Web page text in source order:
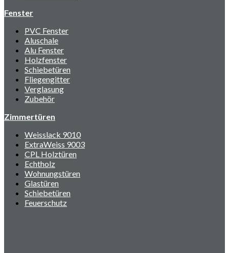
Fenster
PVC Fenster
Aluschale
Alu Fenster
Holzfenster
Schiebetüren
Fliegengitter
Verglasung
Zubehör
Zimmertüren
Weisslack 9010
ExtraWeiss 9003
CPL Holztüren
Echtholz
Wohnungstüren
Glastüren
Schiebetüren
Feuerschutz